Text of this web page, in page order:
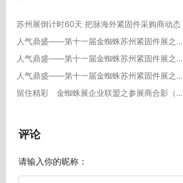
苏州展倒计时60天 把脉海外紧固件采购商动态
人气鼎盛——第十一届金蜘蛛苏州紧固件展之人气标摊（三）
人气鼎盛——第十一届金蜘蛛苏州紧固件展之人气标摊（二）
人气鼎盛——第十一届金蜘蛛苏州紧固件展之人气标摊（一）
留住精彩 金蜘蛛展企业联盟之参展商合影（三）
评论
请输入你的昵称：